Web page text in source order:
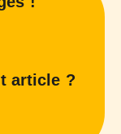
article ?